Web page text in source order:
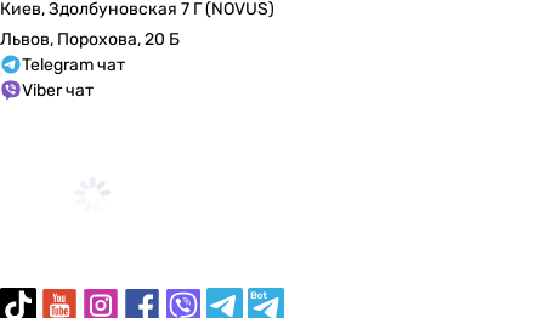
Киев, Здолбуновская 7 Г (NOVUS)
Львов, Порохова, 20 Б
Telegram чат
Viber чат